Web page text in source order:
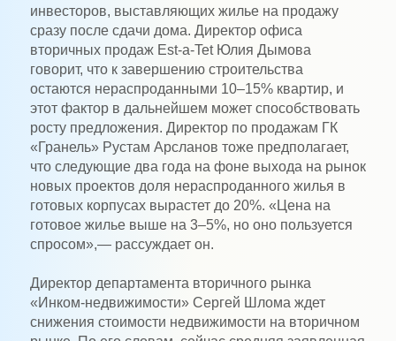
инвесторов, выставляющих жилье на продажу
сразу после сдачи дома. Директор офиса
вторичных продаж Est-a-Tet Юлия Дымова
говорит, что к завершению строительства
остаются нераспроданными 10–15% квартир, и
этот фактор в дальнейшем может способствовать
росту предложения. Директор по продажам ГК
«Гранель» Рустам Арсланов тоже предполагает,
что следующие два года на фоне выхода на рынок
новых проектов доля нераспроданного жилья в
готовых корпусах вырастет до 20%. «Цена на
готовое жилье выше на 3–5%, но оно пользуется
спросом»,— рассуждает он.
Директор департамента вторичного рынка
«Инком-недвижимости» Сергей Шлома ждет
снижения стоимости недвижимости на вторичном